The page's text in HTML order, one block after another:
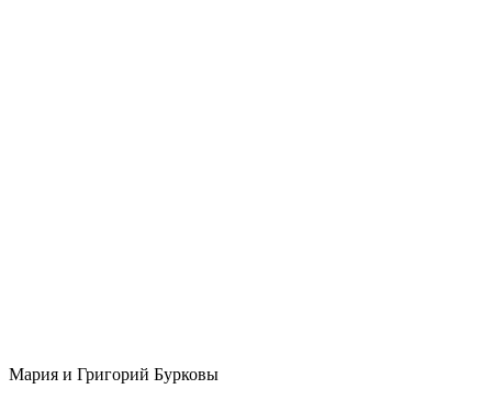
Мария и Григорий Бурковы